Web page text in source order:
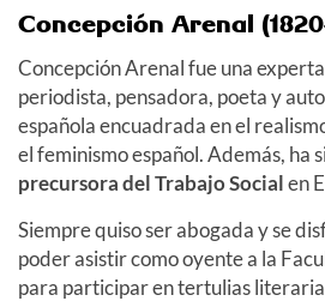
Concepción Arenal
Concepción Arenal fue una
periodista, pensadora, poeta y
española encuadrada en el
el feminismo español. Además, ha
precursora del Trabajo Socialen
Siempre quiso ser abogada y se
poder asistir como oyente a la
para participar en tertulias